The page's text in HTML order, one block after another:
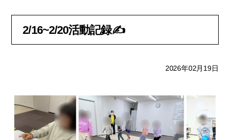
2/16~2/20活動記録✍
2026年02月19日